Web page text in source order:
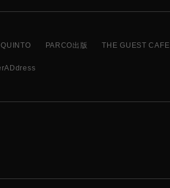
PARCO出版 THE GUEST CAFE